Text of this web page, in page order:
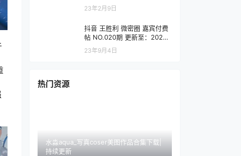
23年2月9日
抖音 王胜利 微密圈 嘉宾付费
帖 NO.020期 更新至：2023.
9.4
23年9月4日
热门资源
水淼aqua_写真coser美图作品合集下载|
持续更新